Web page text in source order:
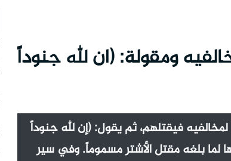
ومقولة: (ان لله جنوداً
فيقتلهم، ثم يقول: (إن لله جنوداً
لما بلغه مقتل الأشتر مسموماً. وفي سير